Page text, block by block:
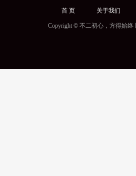
首 页 关于我们
Copyright © 不二初心，方得始